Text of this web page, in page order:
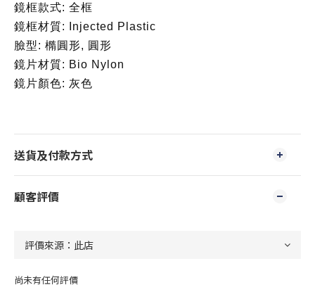
鏡框款式: 全框
鏡框材質: Injected Plastic
臉型: 橢圓形, 圓形
鏡片材質: Bio Nylon
鏡片顏色: 灰色
送貨及付款方式
顧客評價
尚未有任何評價